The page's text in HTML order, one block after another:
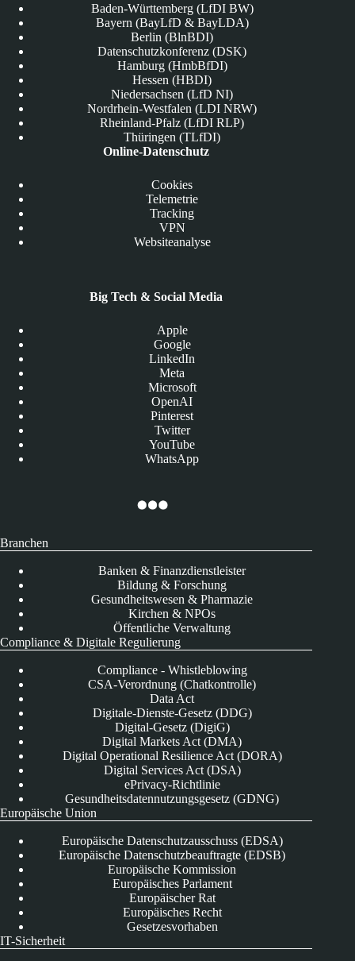
Baden-Württemberg (LfDI BW)
Bayern (BayLfD & BayLDA)
Berlin (BlnBDI)
Datenschutzkonferenz (DSK)
Hamburg (HmbBfDI)
Hessen (HBDI)
Niedersachsen (LfD NI)
Nordrhein-Westfalen (LDI NRW)
Rheinland-Pfalz (LfDI RLP)
Thüringen (TLfDI)
Online-Datenschutz
Cookies
Telemetrie
Tracking
VPN
Websiteanalyse
Big Tech & Social Media
Apple
Google
LinkedIn
Meta
Microsoft
OpenAI
Pinterest
Twitter
YouTube
WhatsApp
Branchen
Banken & Finanzdienstleister
Bildung & Forschung
Gesundheitswesen & Pharmazie
Kirchen & NPOs
Öffentliche Verwaltung
Compliance & Digitale Regulierung
Compliance - Whistleblowing
CSA-Verordnung (Chatkontrolle)
Data Act
Digitale-Dienste-Gesetz (DDG)
Digital-Gesetz (DigiG)
Digital Markets Act (DMA)
Digital Operational Resilience Act (DORA)
Digital Services Act (DSA)
ePrivacy-Richtlinie
Gesundheitsdatennutzungsgesetz (GDNG)
Europäische Union
Europäische Datenschutzausschuss (EDSA)
Europäische Datenschutzbeauftragte (EDSB)
Europäische Kommission
Europäisches Parlament
Europäischer Rat
Europäisches Recht
Gesetzesvorhaben
IT-Sicherheit